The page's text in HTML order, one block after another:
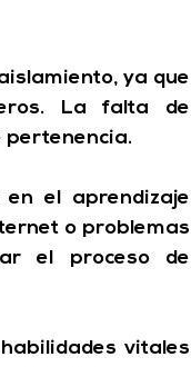
ya que
La falta de
pertenencia.
el aprendizaje
o problemas
el proceso de
vitales